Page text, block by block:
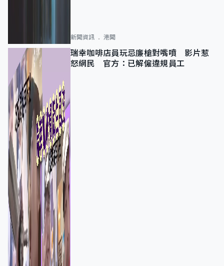
新聞資訊 港聞
瑞幸咖啡店員玩忌廉槍對嘴噴 影片惹
怒網民 官方：已解僱違規員工